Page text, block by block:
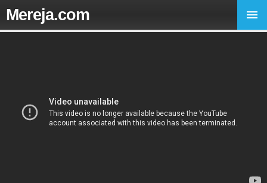
Mereja.com